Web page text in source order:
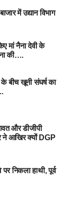
में उद्यान विभाग
मां नैना देवी के
की….
बीच खूनी संघर्ष का
और डीजीपी
ने आखिर क्यों DGP
निकला हाथी, पूर्व